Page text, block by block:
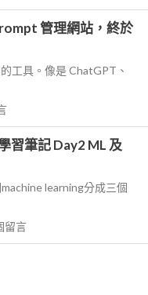
管理網站，終於
工具。像是 ChatGPT、
習筆記 Day2 ML 及
learning分成三個
留言